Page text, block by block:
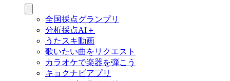
全国採点グランプリ
分析採点AI＋
うたスキ動画
歌いたい曲をリクエスト
カラオケで楽器を弾こう
キョクナビアプリ